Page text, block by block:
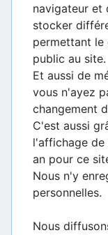
navigateur et
stocker
permettant le
public au site.
Et aussi de
vous n'ayez
changement
C'est aussi
l'affichage de
an pour ce
Nous n'y
personnelles.
Nous